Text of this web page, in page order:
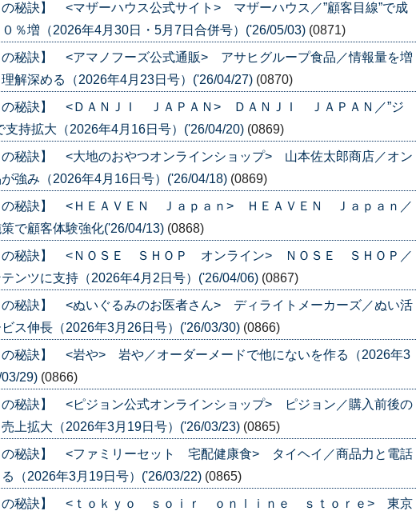
の秘訣】 <マザーハウス公式サイト> マザーハウス／”顧客目線”で成
％増（2026年4月30日・5月7日合併号）('26/05/03) (0871)
の秘訣】 <アマノフーズ公式通販> アサヒグループ食品／情報量を増
解深める（2026年4月23日号）('26/04/27) (0870)
の秘訣】 <ＤＡＮＪＩ ＪＡＰＡＮ> ＤＡＮＪＩ ＪＡＰＡＮ／”ジ
支持拡大（2026年4月16日号）('26/04/20) (0869)
の秘訣】 <大地のおやつオンラインショップ> 山本佐太郎商店／オン
強み（2026年4月16日号）('26/04/18) (0869)
の秘訣】 <ＨＥＡＶＥＮ Ｊａｐａｎ> ＨＥＡＶＥＮ Ｊａｐａｎ／
で顧客体験強化('26/04/13) (0868)
の秘訣】 <ＮＯＳＥ ＳＨＯＰ オンライン> ＮＯＳＥ ＳＨＯＰ／
ンツに支持（2026年4月2日号）('26/04/06) (0867)
の秘訣】 <ぬいぐるみのお医者さん> ディライトメーカーズ／ぬい活
ス伸長（2026年3月26日号）('26/03/30) (0866)
の秘訣】 <岩や> 岩や／オーダーメードで他にないを作る（2026年3
29) (0866)
の秘訣】 <ピジョン公式オンラインショップ> ピジョン／購入前後の
上拡大（2026年3月19日号）('26/03/23) (0865)
の秘訣】 <ファミリーセット 宅配健康食> タイヘイ／商品力と電話
（2026年3月19日号）('26/03/22) (0865)
の秘訣】 <ｔｏｋｙｏ ｓｏｉｒ ｏｎｌｉｎｅ ｓｔｏｒｅ> 東京